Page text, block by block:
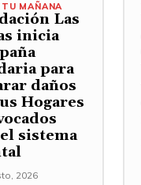
u
m
e
n
t
a
o
MAÑANA
Las
inicia
para
daños
Hogares
sistema
2026